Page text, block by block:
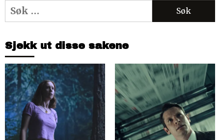
Søk
etter:
Sjekk ut disse sakene